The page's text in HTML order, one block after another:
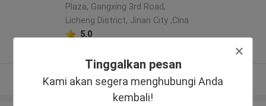
Tinggalkan pesan
Kami akan segera menghubungi Anda
kembali!
Plaza, Gangxing 3rd Road,
Licheng District, Jinan City ,Cina
5.0
Lihat Lebih